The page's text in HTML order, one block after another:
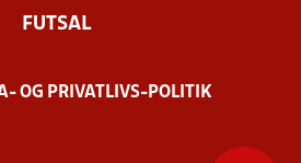
FUTSAL
OG PRIVATLIVS-POLITIK